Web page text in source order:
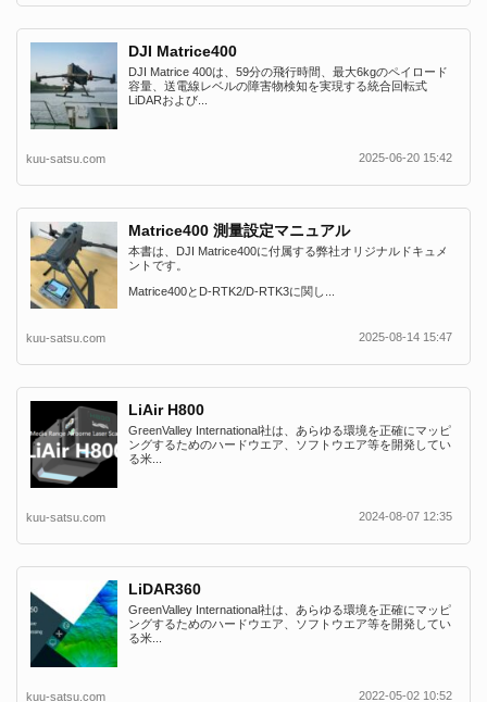
DJI Matrice400
DJI Matrice 400は、59分の飛行時間、最大6kgのペイロード
容量、送電線レベルの障害物検知を実現する統合回転式
LiDARおよび...
kuu-satsu.com 2025-06-20 15:42
Matrice400 測量設定マニュアル
本書は、DJI Matrice400に付属する弊社オリジナルドキュメ
ントです。
Matrice400とD-RTK2/D-RTK3に関し...
kuu-satsu.com 2025-08-14 15:47
LiAir H800
GreenValley International社は、あらゆる環境を正確にマッピ
ングするためのハードウエア、ソフトウエア等を開発してい
る米...
kuu-satsu.com 2024-08-07 12:35
LiDAR360
GreenValley International社は、あらゆる環境を正確にマッピ
ングするためのハードウエア、ソフトウエア等を開発してい
る米...
kuu-satsu.com 2022-05-02 10:52